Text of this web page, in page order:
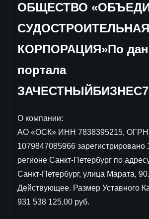
ОБЩЕСТВО
СУДОСТРОИТЕЛЬНАЯ
КОРПОРАЦИЯ»По
портала
О компании:
АО «ОСК» ИНН 7838395215, ОГРН
1079847085966 зарегистрировано
регионе Санкт-Петербург по
Санкт-Петербург, улица Марата,
Действующее. Размер Уставного
931 538 125,00 руб.